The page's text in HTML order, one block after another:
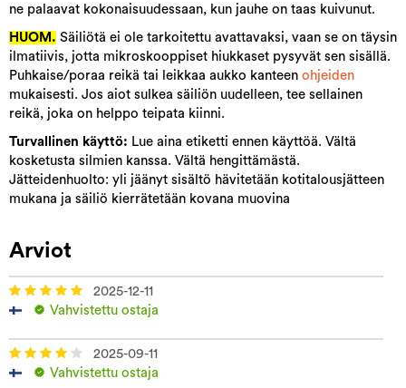
ne palaavat kokonaisuudessaan, kun jauhe on taas kuivunut.
HUOM. Säiliötä ei ole tarkoitettu avattavaksi, vaan se on täysin
ilmatiivis, jotta mikroskooppiset hiukkaset pysyvät sen sisällä.
Puhkaise/poraa reikä tai leikkaa aukko kanteen ohjeiden
mukaisesti. Jos aiot sulkea säiliön uudelleen, tee sellainen
reikä, joka on helppo teipata kiinni.
Turvallinen käyttö: Lue aina etiketti ennen käyttöä. Vältä
kosketusta silmien kanssa. Vältä hengittämästä.
Jätteidenhuolto: yli jäänyt sisältö hävitetään kotitalousjätteen
mukana ja säiliö kierrätetään kovana muovina
Arviot
2025-12-11
Vahvistettu ostaja
2025-09-11
Vahvistettu ostaja